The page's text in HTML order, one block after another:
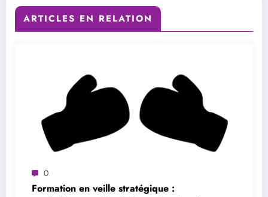
ARTICLES EN RELATION
0
Formation en veille stratégique :